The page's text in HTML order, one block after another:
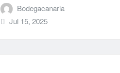
Bodegacanaria
Jul 15, 2025